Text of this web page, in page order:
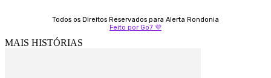
Todos os Direitos Reservados para Alerta Rondonia
Feito por Go7 💜
MAIS HISTÓRIAS